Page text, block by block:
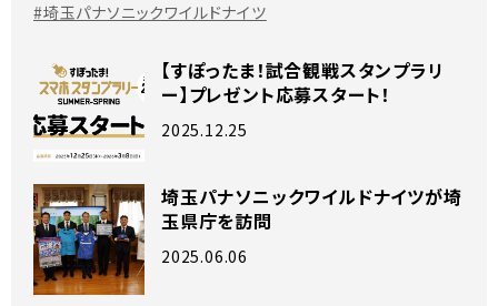
#埼玉パナソニックワイルドナイツ
【すぽったま！試合観戦スタンプラリ
ー】プレゼント応募スタート！
2025.12.25
埼玉パナソニックワイルドナイツが埼
玉県庁を訪問
2025.06.06